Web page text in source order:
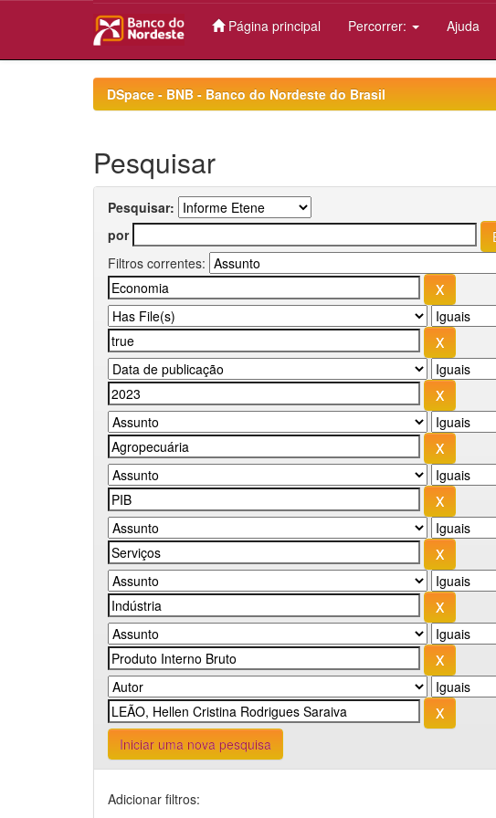
Página principal Percorrer: Ajuda
DSpace - BNB - Banco do Nordeste do Brasil
Pesquisar
Pesquisar:
por
Filtros correntes:
Iniciar uma nova pesquisa
Adicionar filtros: